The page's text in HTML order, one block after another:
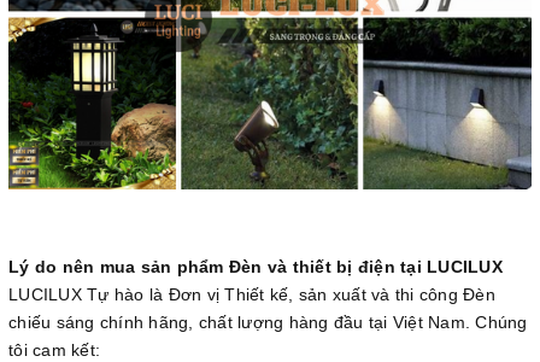
Lý do nên mua sản phẩm Đèn và thiết bị điện tại LUCILUX
LUCILUX Tự hào là Đơn vị Thiết kế, sản xuất và thi công Đèn
chiếu sáng chính hãng, chất lượng hàng đầu tại Việt Nam. Chúng
tôi cam kết: